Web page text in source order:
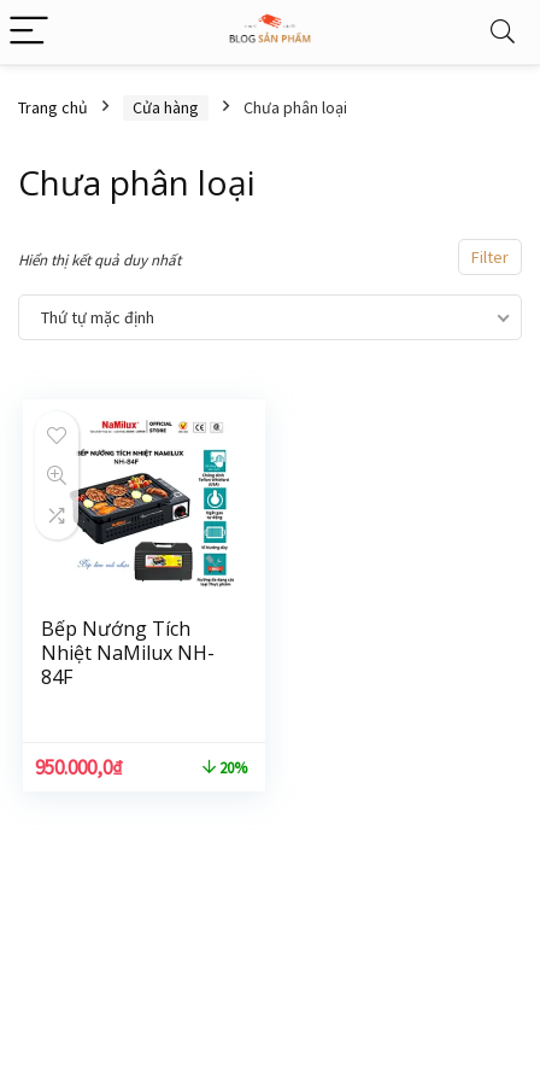
Trang chủ Cửa hàng Chưa phân loại
Chưa phân loại
Filter
Hiển thị kết quả duy nhất
Thứ tự mặc định
Bếp Nướng Tích
Nhiệt NaMilux NH-
84F
950.000,0₫ 20%